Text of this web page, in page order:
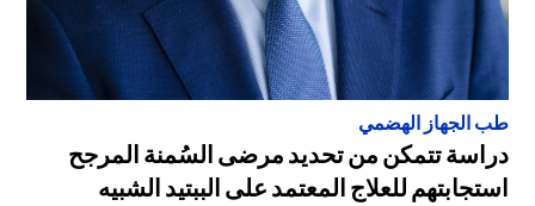
طب الجهاز الهضمي
دراسة تتمكن من تحديد مرضى السُمنة المرجح
استجابتهم للعلاج المعتمد على الببتيد الشبيه